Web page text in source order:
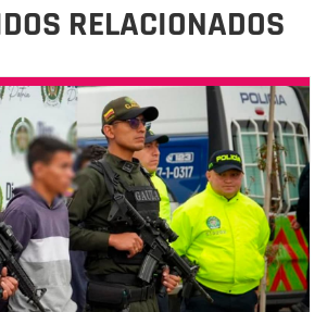
RELACIONADOS